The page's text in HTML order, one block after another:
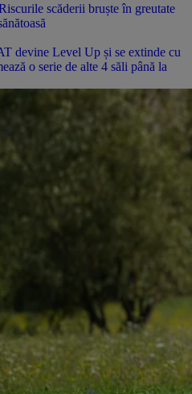
scăderii bruște în greutate
devine Level Up și se extinde cu
o serie de alte 4 săli până la